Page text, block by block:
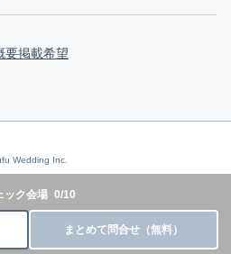
ック会場 0/10
まとめて問合せ（無料）
要掲載希望
Wedding Inc.